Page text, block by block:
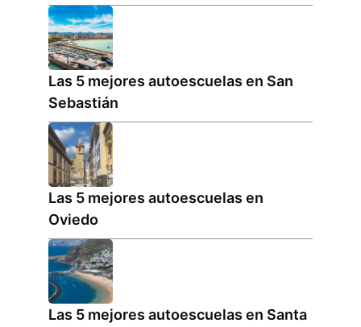
Las 5 mejores autoescuelas en San
Sebastián
Las 5 mejores autoescuelas en
Oviedo
Las 5 mejores autoescuelas en Santa